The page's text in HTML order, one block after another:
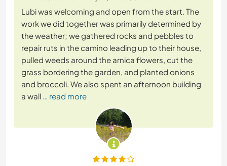
Lubi was welcoming and open from the start. The
work we did together was primarily determined by
the weather; we gathered rocks and pebbles to
repair ruts in the camino leading up to their house,
pulled weeds around the arnica flowers, cut the
grass bordering the garden, and planted onions
and broccoli. We also spent an afternoon building
a wall … read more